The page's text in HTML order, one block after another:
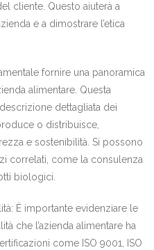
cliente. Questo aiuterà a
e a dimostrare l’etica
fornire una panoramica
alimentare. Questa
dettagliata dei
o distribuisce,
e sostenibilità. Si possono
correlati, come la consulenza
biologici.
È importante evidenziare le
che l’azienda alimentare ha
come ISO 9001, ISO